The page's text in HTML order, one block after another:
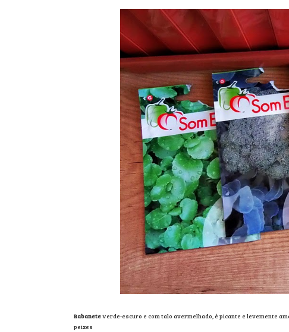
RabaneteVerde-escuro e com talo avermelhado, é picante e levemente
peixes